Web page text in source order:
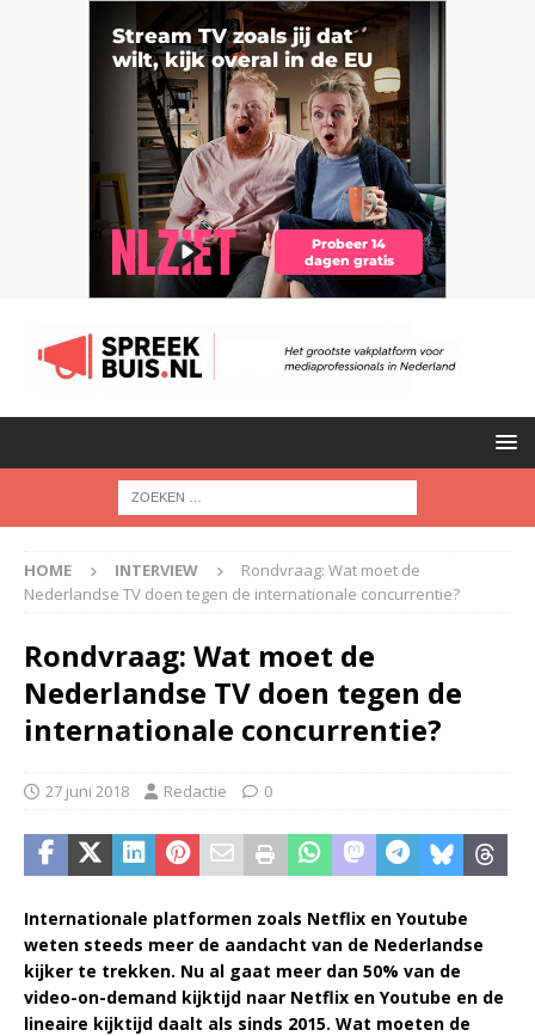
HOME INTERVIEW
Rondvraag: Wat moet de
Nederlandse TV doen tegen de internationale concurrentie?
Rondvraag: Wat moet de
Nederlandse TV doen tegen de
internationale concurrentie?
27 juni 2018 Redactie 0
Internationale platformen zoals Netflix en Youtube
weten steeds meer de aandacht van de Nederlandse
kijker te trekken. Nu al gaat meer dan 50% van de
video-on-demand kijktijd naar Netflix en Youtube en de
lineaire kijktijd daalt als sinds 2015. Wat moeten de